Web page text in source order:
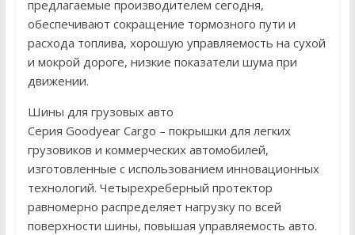
предлагаемые производителем сегодня,
обеспечивают сокращение тормозного пути и
расхода топлива, хорошую управляемость на сухой
и мокрой дороге, низкие показатели шума при
движении.
Шины для грузовых авто
Серия Goodyear Cargo – покрышки для легких
грузовиков и коммерческих автомобилей,
изготовленные с использованием инновационных
технологий. Четырехреберный протектор
равномерно распределяет нагрузку по всей
поверхности шины, повышая управляемость авто.